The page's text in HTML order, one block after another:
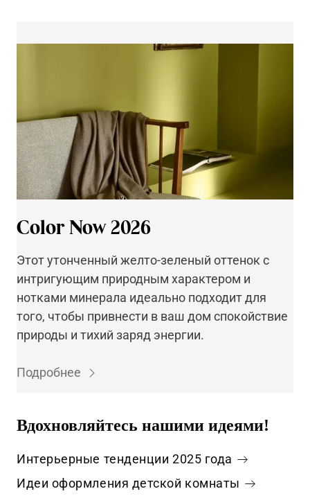
Color Now 2026
Этот утонченный желто-зеленый оттенок с
интригующим природным характером и
нотками минерала идеально подходит для
того, чтобы привнести в ваш дом спокойствие
природы и тихий заряд энергии.
Подробнее
Вдохновляйтесь нашими идеями!
Интерьерные тенденции 2025 года
Идеи оформления детской комнаты